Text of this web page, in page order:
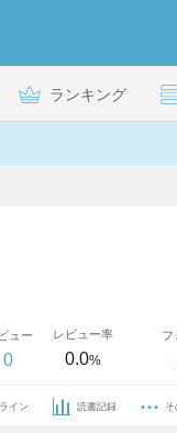
ランキング
ュー
0
レビュー率
0.0%
フ
イン 読書記録 そ